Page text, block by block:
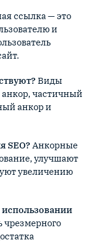
ссылка — это
и
Виды
частичный
анкор и
SEO? Анкорные
улучшают
увеличению
использовании
чрезмерного